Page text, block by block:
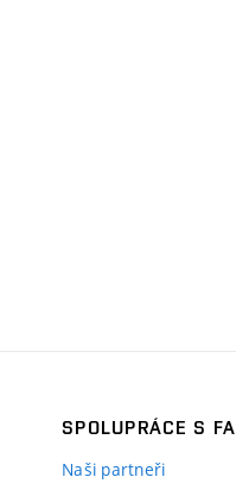
SPOLUPRÁCE S FA
Naši partneři